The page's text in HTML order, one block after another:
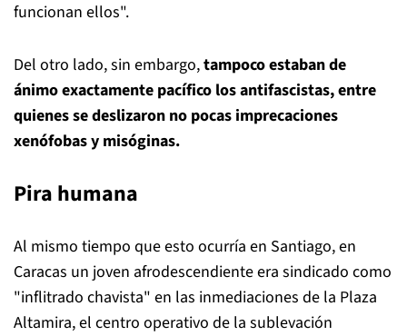
funcionan ellos".
Del otro lado, sin embargo,tampoco estaban de
ánimo exactamente pacífico los antifascistas, entre
quienes se deslizaron no pocas imprecaciones
xenófobas y misóginas.
Pira humana
Al mismo tiempo que esto ocurría en Santiago, en
Caracas un joven afrodescendiente era sindicado como
"inflitrado chavista" en las inmediaciones de la Plaza
Altamira, el centro operativo de la sublevación